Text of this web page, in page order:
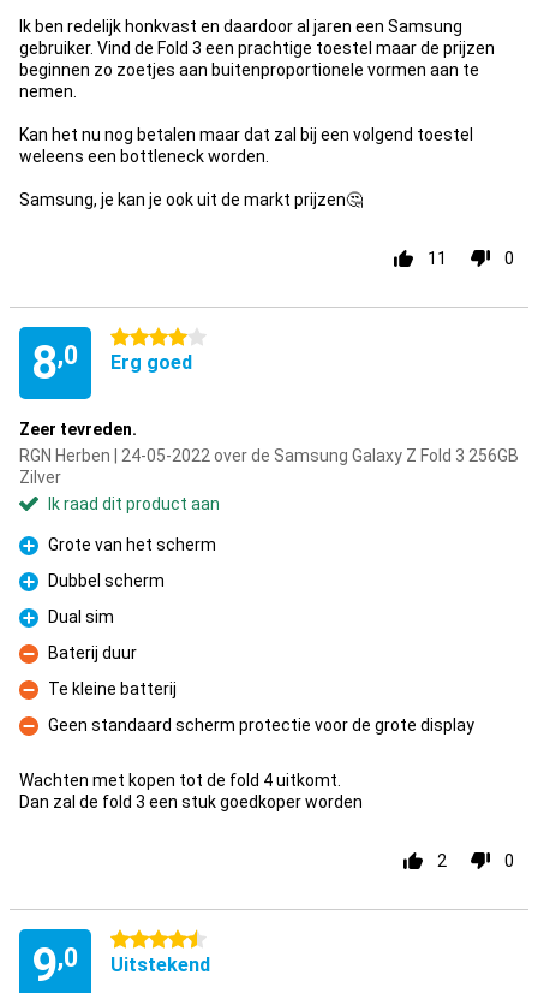
Ik ben redelijk honkvast en daardoor al jaren een Samsung
gebruiker. Vind de Fold 3 een prachtige toestel maar de prijzen
beginnen zo zoetjes aan buitenproportionele vormen aan te
nemen.
Kan het nu nog betalen maar dat zal bij een volgend toestel
weleens een bottleneck worden.
Samsung, je kan je ook uit de markt prijzen🤔
11 0
8,0
4 sterren
Erg goed
Zeer tevreden.
RGN Herben | 24-05-2022 over de Samsung Galaxy Z Fold 3 256GB
Zilver
Ik raad dit product aan
Pluspunt
Grote van het scherm
Pluspunt
Dubbel scherm
Pluspunt
Dual sim
Minpunt
Baterij duur
Minpunt
Te kleine batterij
Minpunt
Geen standaard scherm protectie voor de grote display
Wachten met kopen tot de fold 4 uitkomt.
Dan zal de fold 3 een stuk goedkoper worden
2 0
9,0
4.5 sterren
Uitstekend